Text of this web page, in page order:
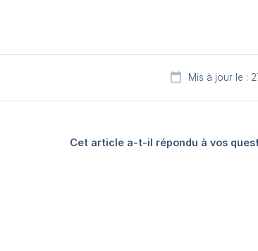
Mis à jour le :
Cet article a-t-il répondu à vos